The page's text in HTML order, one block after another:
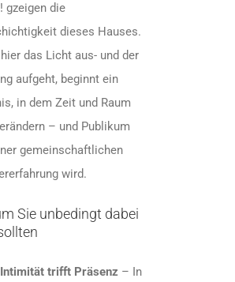
gzeigen die
dieses Hauses.
das Licht aus- und der
aufgeht, beginnt ein
in dem Zeit und Raum
– und Publikum
gemeinschaftlichen
wird.
Sie unbedingt dabei
Intimität trifft Präsenz – In